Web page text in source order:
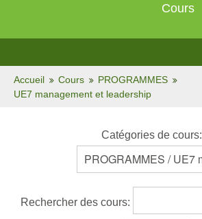
Cours
Français (fr)
Accueil Cours
PROGRAMMES
UE7 management et leadership
Catégories de cours:
Rechercher des cours: